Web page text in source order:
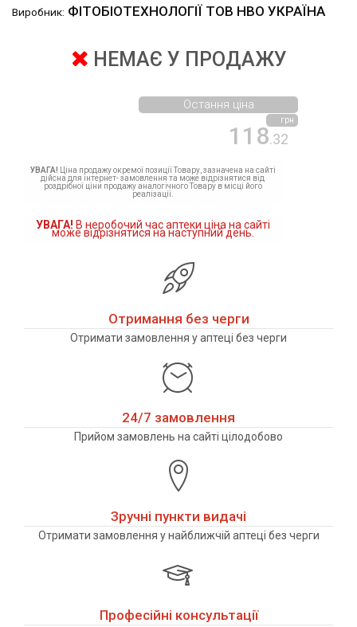
Виробник: ФІТОБІОТЕХНОЛОГІЇ ТОВ НВО УКРАЇНА
НЕМАЄ У ПРОДАЖУ
118.32
грн
Остання ціна
УВАГА! Ціна продажу окремої позиції Товару, зазначена на сайті
дійсна для інтернет- замовлення та може відрізнятися від
роздрібної ціни продажу аналогічного Товару в місці його
реалізації.
УВАГА! В неробочий час аптеки ціна на сайті
може відрізнятися на наступний день.
Отримання без черги
Отримати замовлення у аптеці без черги
24/7 замовлення
Прийом замовлень на сайті цілодобово
Зручні пункти видачі
Отримати замовлення у найближчій аптеці без черги
Професійні консультації